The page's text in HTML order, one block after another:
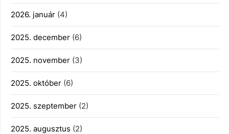
2026. január (4)
2025. december (6)
2025. november (3)
2025. október (6)
2025. szeptember (2)
2025. augusztus (2)